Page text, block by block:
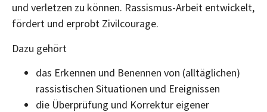
und verletzen zu können. Rassismus-Arbeit entwickelt,
fördert und erprobt Zivilcourage.
Dazu gehört
das Erkennen und Benennen von (alltäglichen)
rassistischen Situationen und Ereignissen
die Überprüfung und Korrektur eigener